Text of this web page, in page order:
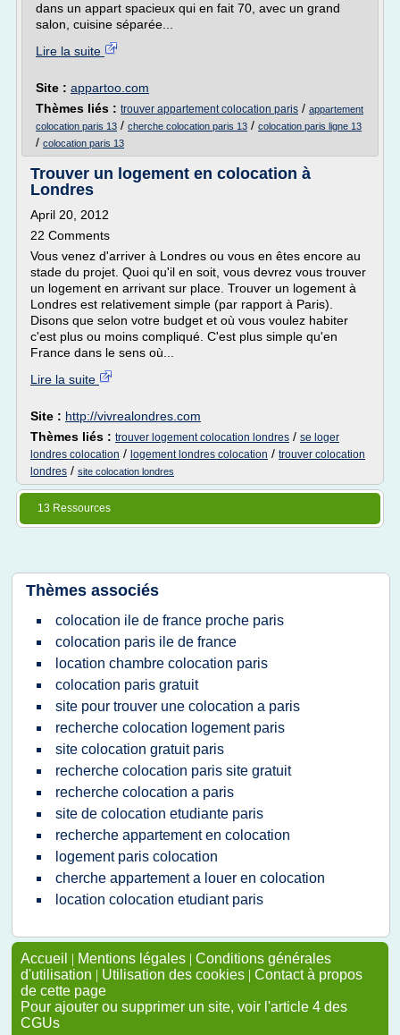
dans un appart spacieux qui en fait 70, avec un grand
salon, cuisine séparée...
Lire la suite
Site : appartoo.com
Thèmes liés : trouver appartement colocation paris / appartement
colocation paris 13 / cherche colocation paris 13 / colocation paris ligne 13
/ colocation paris 13
Trouver un logement en colocation à
Londres
April 20, 2012
22 Comments
Vous venez d'arriver à Londres ou vous en êtes encore au
stade du projet. Quoi qu'il en soit, vous devrez vous trouver
un logement en arrivant sur place. Trouver un logement à
Londres est relativement simple (par rapport à Paris).
Disons que selon votre budget et où vous voulez habiter
c'est plus ou moins compliqué. C'est plus simple qu'en
France dans le sens où...
Lire la suite
Site : http://vivrealondres.com
Thèmes liés : trouver logement colocation londres / se loger
londres colocation / logement londres colocation / trouver colocation
londres / site colocation londres
13 Ressources
Thèmes associés
colocation ile de france proche paris
colocation paris ile de france
location chambre colocation paris
colocation paris gratuit
site pour trouver une colocation a paris
recherche colocation logement paris
site colocation gratuit paris
recherche colocation paris site gratuit
recherche colocation a paris
site de colocation etudiante paris
recherche appartement en colocation
logement paris colocation
cherche appartement a louer en colocation
location colocation etudiant paris
Accueil | Mentions légales | Conditions générales
d'utilisation | Utilisation des cookies | Contact à propos
de cette page
Pour ajouter ou supprimer un site, voir l'article 4 des
CGUs